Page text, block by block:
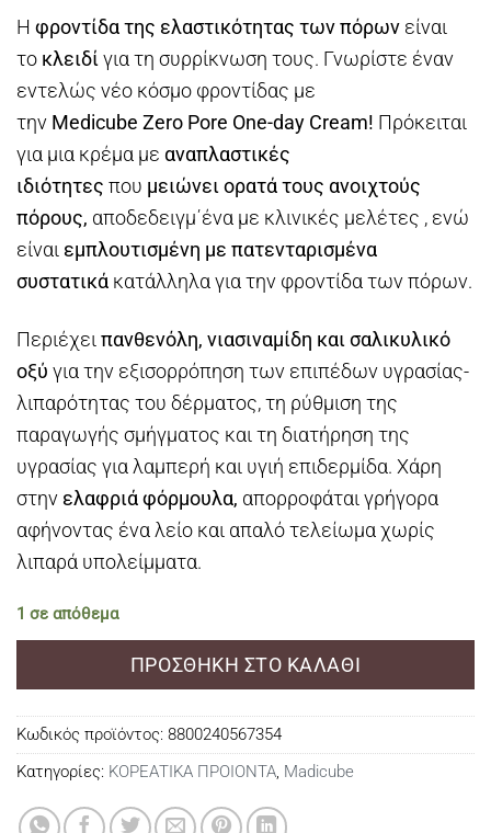
Η φροντίδα της ελαστικότητας των πόρων είναι
το κλειδί για τη συρρίκνωση τους. Γνωρίστε έναν
εντελώς νέο κόσμο φροντίδας με
την Medicube Zero Pore One-day Cream! Πρόκειται
για μια κρέμα με αναπλαστικές
ιδιότητες που μειώνει ορατά τους ανοιχτούς
πόρους, αποδεδειγμ΄ένα με κλινικές μελέτες , ενώ
είναι εμπλουτισμένη με πατενταρισμένα
συστατικά κατάλληλα για την φροντίδα των πόρων.
Περιέχει πανθενόλη, νιασιναμίδη και σαλικυλικό
οξύ για την εξισορρόπηση των επιπέδων υγρασίας-
λιπαρότητας του δέρματος, τη ρύθμιση της
παραγωγής σμήγματος και τη διατήρηση της
υγρασίας για λαμπερή και υγιή επιδερμίδα. Χάρη
στην ελαφριά φόρμουλα, απορροφάται γρήγορα
αφήνοντας ένα λείο και απαλό τελείωμα χωρίς
λιπαρά υπολείμματα.
1 σε απόθεμα
ΠΡΟΣΘΉΚΗ ΣΤΟ ΚΑΛΆΘΙ
Κωδικός προϊόντος: 8800240567354
Κατηγορίες: ΚΟΡΕΑΤΙΚΑ ΠΡΟΙΟΝΤΑ, Madicube